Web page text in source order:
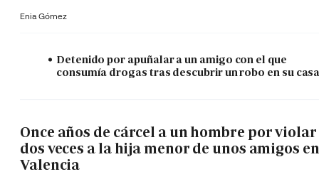
Enia Gómez
Detenido por apuñalar a un amigo con el que
consumía drogas tras descubrir un robo en su
Once años de cárcel a un hombre por violar
dos veces a la hija menor de unos amigos en
Valencia